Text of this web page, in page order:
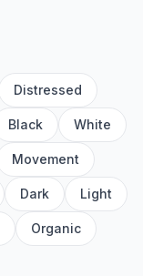
Distressed
Black White
Movement
Dark Light
Organic